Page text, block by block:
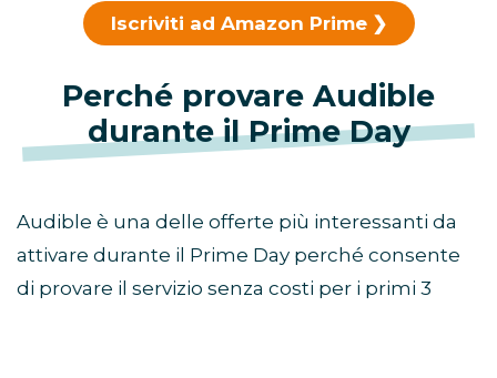
Iscriviti ad Amazon Prime
Perché provare Audible
durante il Prime Day
Audible è una delle offerte più interessanti da
attivare durante il Prime Day perché consente
di provare il servizio senza costi per i primi 3